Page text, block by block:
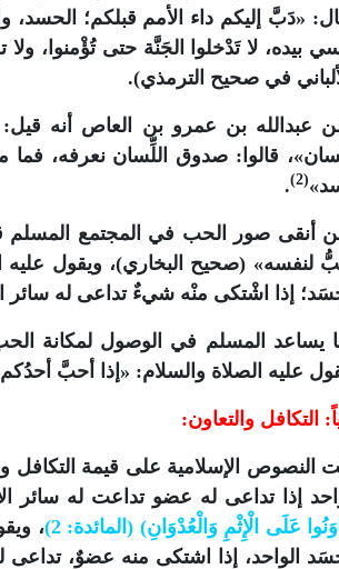
«دَبَّ إليكم داء الأمم قبلكم؛ الحسد،
بيده، لا تَدْخلوا الجَنَّة حتى تُؤْمنوا،
في صحيح الترمذي).
عبدالله بن عمرو بن العاص أنه
قالوا: صدوق اللِّسان نعرفه، فما
(2)
.
أنقى صور الحب في المجتمع المسلم
لنفسه» (صحيح البخاري)، ويقول عليه
إذا اشْتكى منْه شيءٌ تداعى له سائر
يساعد المسلم في الوصول لمكانة
عليه الصلاة والسلام: «إذا أحبَّ
التكافل والتعاون:
النصوص الإسلامية على قيمة التكافل
إذا تداعى له عضو تداعت له سائر
عَلَى الْإِثْمِ وَالْعُدْوَانِ) (المائدة: 2)
،
الواحد، إذا اشتكى منه عضوٌ،